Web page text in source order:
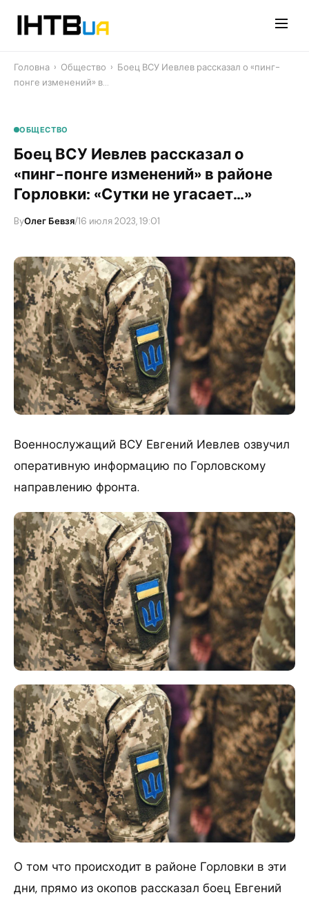
Головна › Общество › Боец ВСУ Иевлев рассказал о «пинг-
понге изменений» в…
ОБЩЕСТВО
Боец ВСУ Иевлев рассказал о
«пинг-понге изменений» в районе
Горловки: «Сутки не угасает…»
ByОлег Бевзя/16 июля 2023, 19:01
Военнослужащий ВСУ Евгений Иевлев озвучил
оперативную информацию по Горловскому
направлению фронта.
О том что происходит в районе Горловки в эти
дни, прямо из окопов рассказал боец Евгений